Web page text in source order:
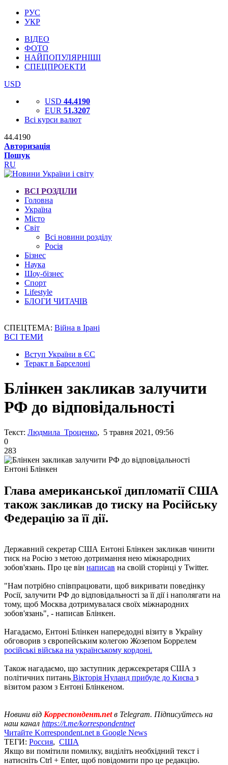
РУС
УКР
ВІДЕО
ФОТО
НАЙПОПУЛЯРНІШІ
СПЕЦПРОЕКТИ
USD
USD 44.4190
EUR 51.3207
Всі курси валют
44.4190
Авторизація
Пошук
RU
ВСІ РОЗДІЛИ
Головна
Україна
Місто
Світ
Всі новини розділу
Росія
Бізнес
Наука
Шоу-бізнес
Спорт
Lifestyle
БЛОГИ ЧИТАЧІВ
СПЕЦТЕМА: Війна в Ірані
ВСІ ТЕМИ
Вступ України в ЄС
Теракт в Барселоні
Блінкен закликав залучити
РФ до відповідальності
Текст: Людмила Троценко, 5 травня 2021, 09:56
0
283
Ентоні Блінкен
Глава американської дипломатії США
також закликав до тиску на Російську
Федерацію за її дії.
Державний секретар США Ентоні Блінкен закликав чинити
тиск на Росію з метою дотримання нею міжнародних
зобов'язань. Про це він написав на своїй сторінці у Twitter.
"Нам потрібно співпрацювати, щоб викривати поведінку
Росії, залучити РФ до відповідальності за її дії і наполягати на
тому, щоб Москва дотримувалася своїх міжнародних
зобов'язань", - написав Блінкен.
Нагадаємо, Ентоні Блінкен напередодні візиту в Україну
обговорив з європейським колегою Жозепом Боррелем
російські війська на українському кордоні.
Також нагадаємо, що заступник держсекретаря США з
політичних питань Вікторія Нуланд прибуде до Києва з
візитом разом з Ентоні Блінкеном.
Новини від Корреспондент.netв Telegram. Підписуйтесь на
наш канал https://t.me/korrespondentnet
Читайте Korrespondent.net в Google News
ТЕГИ: Россия, США
Якщо ви помітили помилку, виділіть необхідний текст і
натисніть Ctrl + Enter, щоб повідомити про це редакцію.